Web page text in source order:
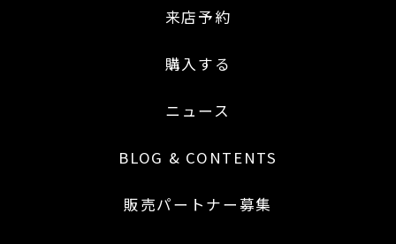
来店予約
購入する
ニュース
BLOG & CONTENTS
販売パートナー募集